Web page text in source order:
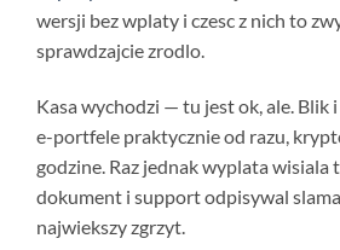
wersji bez wplaty i czesc z nich to
sprawdzajcie zrodlo.
Kasa wychodzi — tu jest ok, ale. Blik
e-portfele praktycznie od razu,
godzine. Raz jednak wyplata
dokument i support odpisywal
najwiekszy zgrzyt.